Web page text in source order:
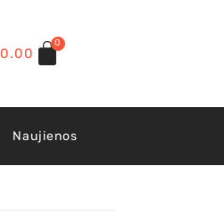
0.00
0
Naujienos